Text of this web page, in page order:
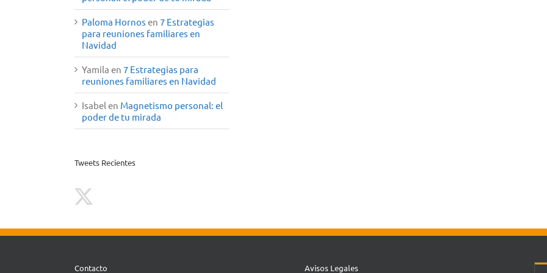
Paloma Hornos en 7 Estrategias
para reuniones familiares en
Navidad
Yamila en 7 Estrategias para
reuniones familiares en Navidad
Isabel en Magnetismo personal: el
poder de tu mirada
Tweets Recientes
Contacto Avisos Legales